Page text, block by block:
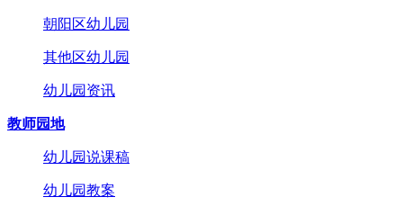
朝阳区幼儿园
其他区幼儿园
幼儿园资讯
教师园地
幼儿园说课稿
幼儿园教案